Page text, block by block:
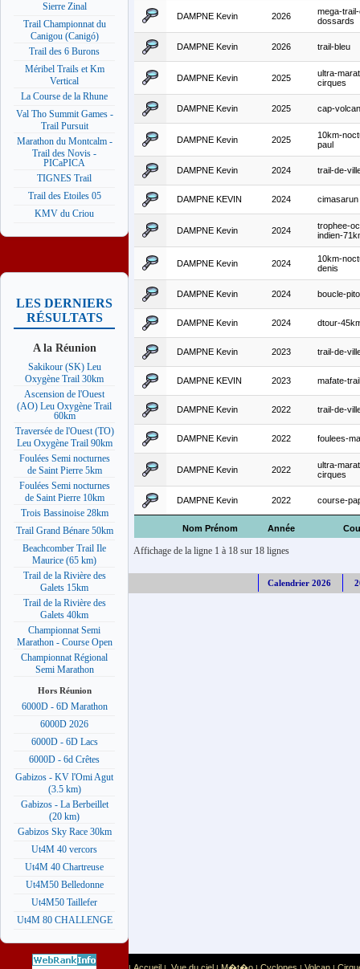
Sierre Zinal
Trail Championnat du
Canigou (Canigó)
Trail des 6 Burons
Méribel Trails et Km
Vertical
La Course de la Rhune
Val Tho Summit Games -
Trail Pursuit
Marathon du Montcalm -
Trail des Novis -
PICaPICA
TIGNES Trail
Trail des Etoiles 05
KMV du Criou
LES DERNIERS
RÉSULTATS
A la Réunion
Sakikour (SK) Leu
Oxygène Trail 30km
Ascension de l'Ouest
(AO) Leu Oxygène Trail
60km
Traversée de l'Ouest (TO)
Leu Oxygène Trail 90km
Foulées Semi nocturnes
de Saint Pierre 5km
Foulées Semi nocturnes
de Saint Pierre 10km
Trois Bassinoise 28km
Trail Grand Bénare 50km
Beachcomber Trail Ile
Maurice (65 km)
Trail de la Rivière des
Galets 15km
Trail de la Rivière des
Galets 40km
Championnat Semi
Marathon - Course Open
Championnat Régional
Semi Marathon
Hors Réunion
6000D - 6D Marathon
6000D 2026
6000D - 6D Lacs
6000D - 6d Crêtes
Gabizos - KV l'Omi Agut
(3.5 km)
Gabizos - La Berbeillet
(20 km)
Gabizos Sky Race 30km
Ut4M 40 vercors
Ut4M 40 Chartreuse
Ut4M50 Belledonne
Ut4M50 Taillefer
Ut4M 80 CHALLENGE
Nom Prénom Année
DAMPNE Kevin 2026
mega-
dossards
DAMPNE Kevin 2026 trail-bleu
DAMPNE Kevin 2025
ultra-
cirques
DAMPNE Kevin 2025 cap-
DAMPNE Kevin 2025
10km-
paul
DAMPNE Kevin 2024 trail-de-
DAMPNE KEVIN 2024 cimasarun
DAMPNE Kevin 2024
trophee-
indien-
DAMPNE Kevin 2024
10km-
denis
DAMPNE Kevin 2024 boucle-
DAMPNE Kevin 2024 dtour-
DAMPNE Kevin 2023 trail-de-
DAMPNE KEVIN 2023 mafate-
DAMPNE Kevin 2022 trail-de-
DAMPNE Kevin 2022 foulees-
DAMPNE Kevin 2022
ultra-
cirques
DAMPNE Kevin 2022 course-
Affichage de la ligne 1 à 18 sur 18 lignes
Calendrier 2026